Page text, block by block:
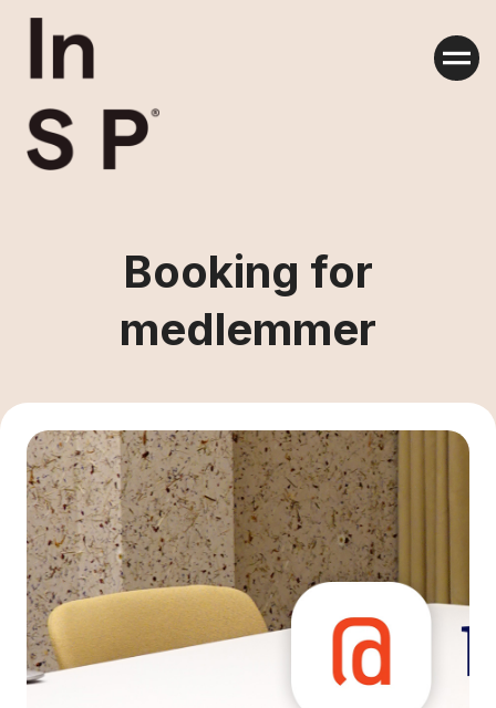
Skip
content
Booking for
medlemmer